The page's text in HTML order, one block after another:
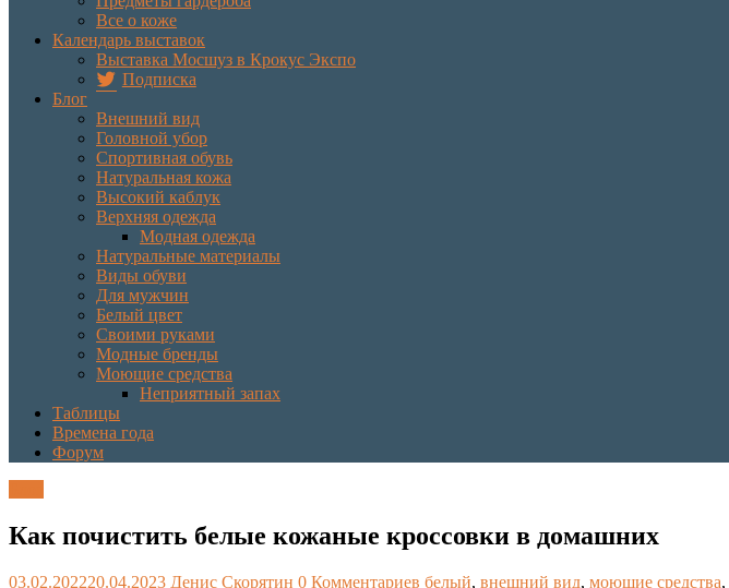
Все о коже
Календарь выставок
Выставка Мосшуз в Крокус Экспо
Подписка
Блог
Внешний вид
Головной убор
Спортивная обувь
Натуральная кожа
Высокий каблук
Верхняя одежда
Модная одежда
Натуральные материалы
Виды обуви
Для мужчин
Белый цвет
Своими руками
Модные бренды
Моющие средства
Неприятный запах
Таблицы
Времена года
Форум
Как почистить белые кожаные кроссовки в домашних
03.02.202220.04.2023 Денис Скорятин 0 Комментариев белый, внешний вид, моющие средства,